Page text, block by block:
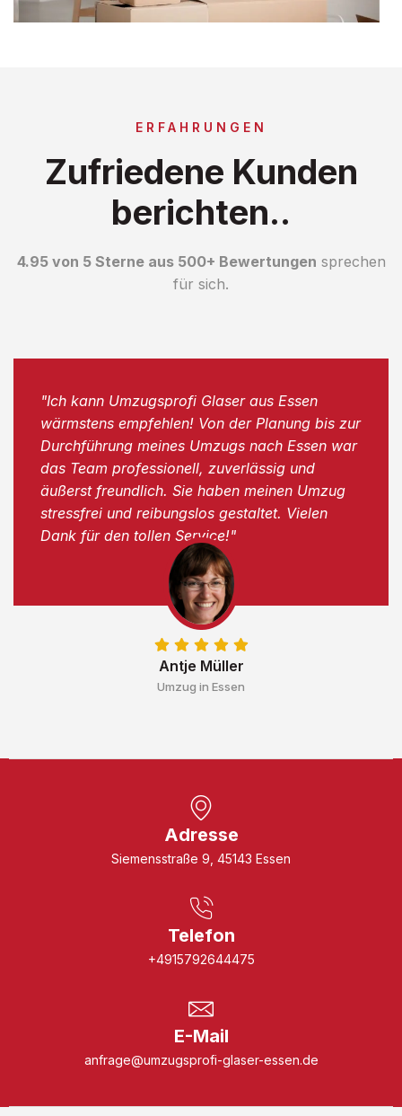
ERFAHRUNGEN
Zufriedene Kunden
berichten..
4.95 von 5 Sterne aus 500+ Bewertungen sprechen
für sich.
Antje Müller
Umzug in Essen
"Ich kann Umzugsprofi Glaser aus Essen
wärmstens empfehlen! Von der Planung bis zur
Durchführung meines Umzugs nach Essen war
das Team professionell, zuverlässig und
äußerst freundlich. Sie haben meinen Umzug
stressfrei und reibungslos gestaltet. Vielen
Dank für den tollen Service!"
Adresse
Siemensstraße 9, 45143 Essen
Telefon
+4915792644475
E-Mail
anfrage@umzugsprofi-glaser-essen.de